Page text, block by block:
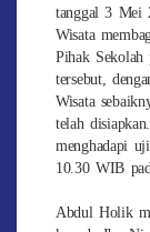
tanggal 3 Mei
Wisata
Pihak
tersebut,
Wisata
telah
menghadapi
10.30 WIB
Abdul Holik